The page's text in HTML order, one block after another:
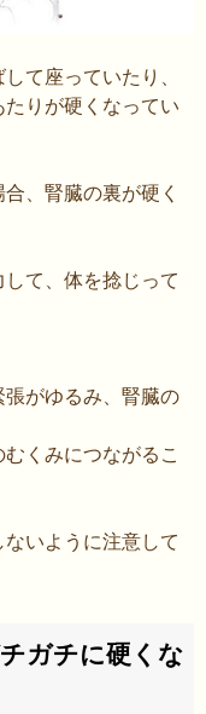
て座っていたり、
りが硬くなってい
、腎臓の裏が硬く
て、体を捻じって
がゆるみ、腎臓の
くみにつながるこ
いように注意して
ガチに硬くな